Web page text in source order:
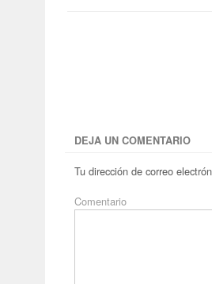
DEJA UN COMENTARIO
Tu dirección de correo
Comentario